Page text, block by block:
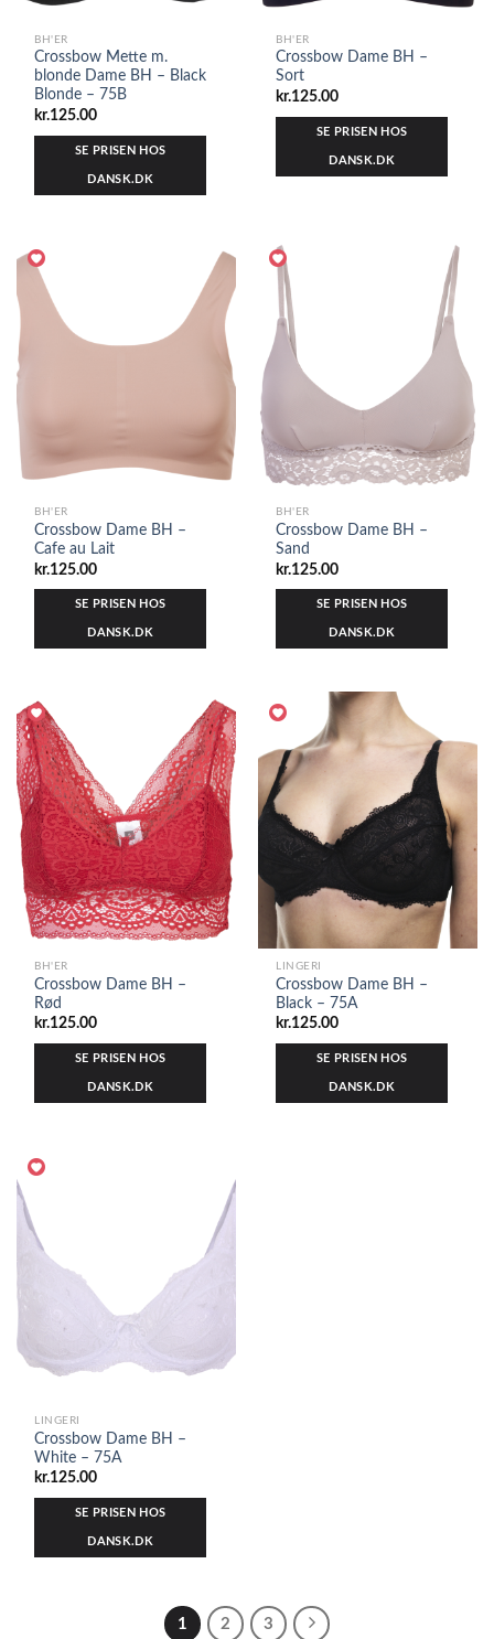
BH'ER
Crossbow Mette m.
blonde Dame BH – Black
Blonde – 75B
kr.125.00
SE PRISEN HOS
DANSK.DK
BH'ER
Crossbow Dame BH –
Sort
kr.125.00
SE PRISEN HOS
DANSK.DK
BH'ER
Crossbow Dame BH –
Cafe au Lait
kr.125.00
SE PRISEN HOS
DANSK.DK
BH'ER
Crossbow Dame BH –
Sand
kr.125.00
SE PRISEN HOS
DANSK.DK
BH'ER
Crossbow Dame BH –
Rød
kr.125.00
SE PRISEN HOS
DANSK.DK
LINGERI
Crossbow Dame BH –
Black – 75A
kr.125.00
SE PRISEN HOS
DANSK.DK
LINGERI
Crossbow Dame BH –
White – 75A
kr.125.00
SE PRISEN HOS
DANSK.DK
1 2 3